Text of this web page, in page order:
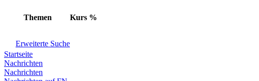
Themen Kurs %
Erweiterte Suche
Startseite
Nachrichten
Nachrichten